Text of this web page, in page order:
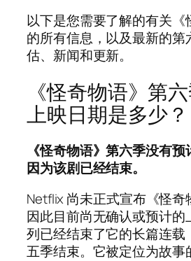
以下是您需要了解的有关《
的所有信息，以及最新的第
估、新闻和更新。
《怪奇物语》第
上映日期是多少？
《怪奇物语》第六季没有预
因为该剧已经结束。
Netflix 尚未正式宣布《怪奇
因此目前尚无确认或预计的
列已经结束了它的长篇连载
五季结束。它被定位为故事